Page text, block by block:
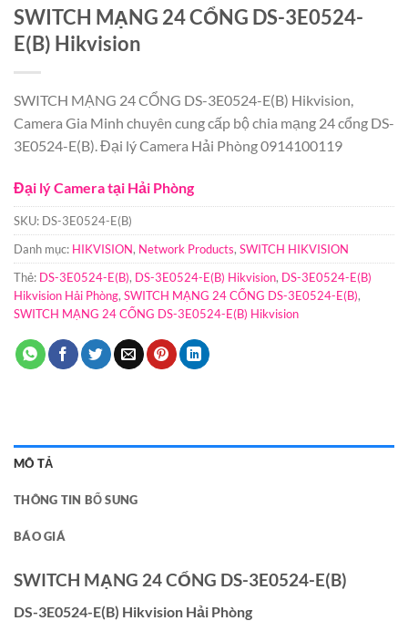
SWITCH MẠNG 24 CỔNG DS-3E0524-
E(B) Hikvision
SWITCH MẠNG 24 CỔNG DS-3E0524-E(B) Hikvision,
Camera Gia Minh chuyên cung cấp bộ chia mạng 24 cổng DS-
3E0524-E(B). Đại lý Camera Hải Phòng 0914100119
Đại lý Camera tại Hải Phòng
SKU: DS-3E0524-E(B)
Danh mục: HIKVISION, Network Products, SWITCH HIKVISION
Thẻ: DS-3E0524-E(B), DS-3E0524-E(B) Hikvision, DS-3E0524-E(B)
Hikvision Hải Phòng, SWITCH MẠNG 24 CỔNG DS-3E0524-E(B),
SWITCH MẠNG 24 CỔNG DS-3E0524-E(B) Hikvision
MÔ TẢ
THÔNG TIN BỔ SUNG
BÁO GIÁ
SWITCH MẠNG 24 CỔNG DS-3E0524-E(B)
DS-3E0524-E(B) Hikvision Hải Phòng